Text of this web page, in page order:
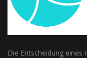
Die Entscheidung eines